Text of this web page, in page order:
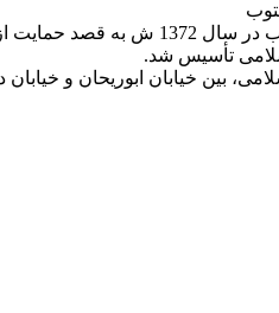
مؤسسه پژوهشی میراث
تأسیس شد.
ابوریحان و خیابان دانشگاه، شمارۀ 1182